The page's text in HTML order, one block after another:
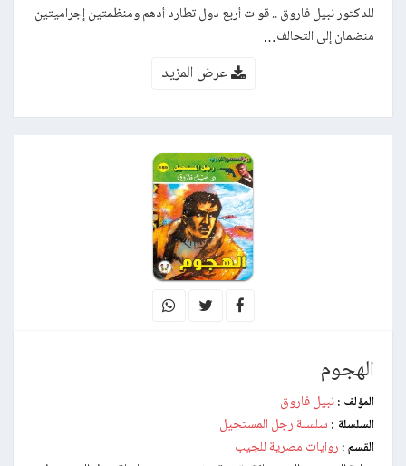
للدكتور نبيل فاروق .. قوات أربع دول تطارد أدهم ومنظمتين إجراميتين
منضمان إلى التحالف…
عرض المزيد
الهجوم
المؤلف : نبيل فاروق
السلسلة : سلسلة رجل المستحيل
القسم : روايات مصرية للجيب